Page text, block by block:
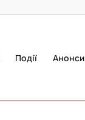
Події Анонси